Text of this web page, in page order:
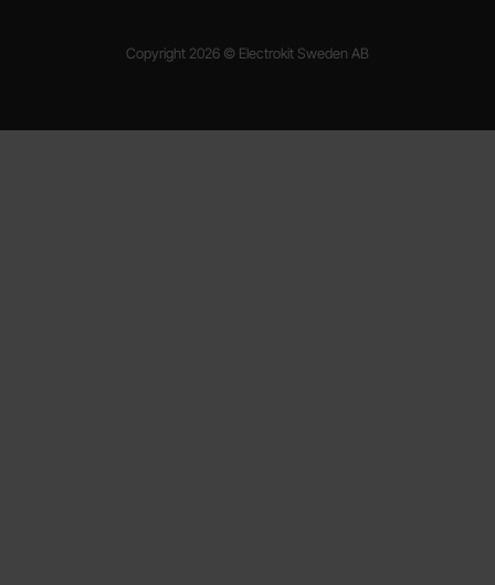
Copyright 2026 © Electrokit Sweden AB